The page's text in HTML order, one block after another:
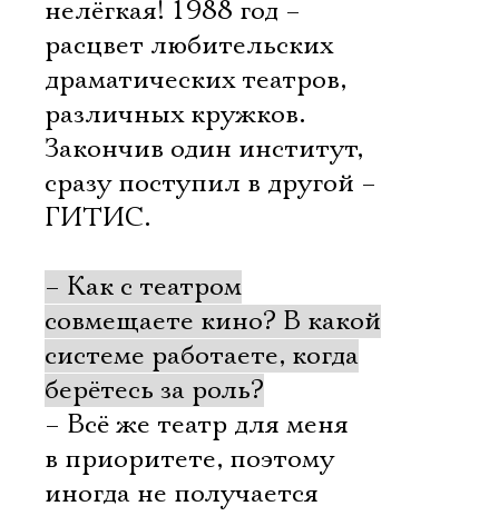
нелёгкая! 1988 год –
расцвет любительских
драматических театров,
различных кружков.
Закончив один институт,
сразу поступил в другой –
ГИТИС.
– Как с театром
совмещаете кино? В какой
системе работаете, когда
берётесь за роль?
– Всё же театр для меня
в приоритете, поэтому
иногда не получается